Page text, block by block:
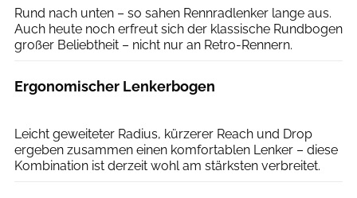
Rund nach unten – so sahen Rennradlenker lange aus.
Auch heute noch erfreut sich der klassische Rundbogen
großer Beliebtheit – nicht nur an Retro-Rennern.
Ergonomischer Lenkerbogen
Leicht geweiteter Radius, kürzerer Reach und Drop
ergeben zusammen einen komfortablen Lenker – diese
Kombination ist derzeit wohl am stärksten verbreitet.